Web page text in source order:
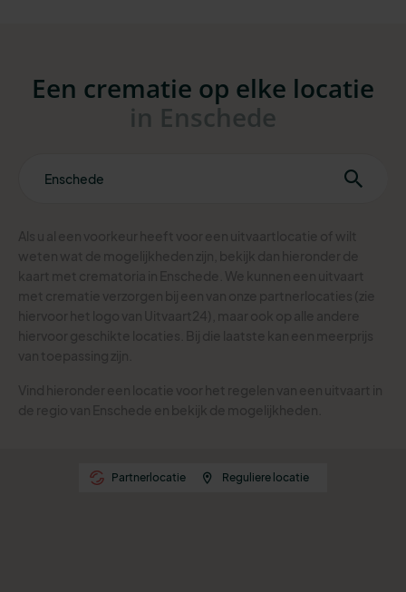
Een crematie op elke locatie
in Enschede
Partnerlocatie Reguliere locatie